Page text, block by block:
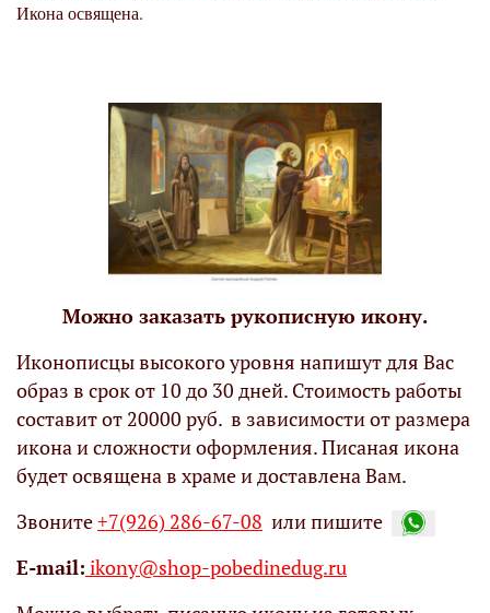
Икона освящена.
Можно заказать рукописную икону.
Иконописцы высокого уровня напишут для Вас
образ в срок от 10 до 30 дней. Стоимость работы
составит от 20000 руб. в зависимости от размера
икона и сложности оформления. Писаная икона
будет освящена в храме и доставлена Вам.
Звоните+7(926) 286-67-08 или пишите
Е-mail: ikony@shop-pobedinedug.ru